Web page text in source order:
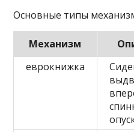
Основные типы
Механизм
еврокнижка